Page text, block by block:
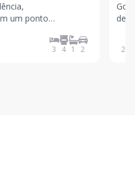
um ponto
e acesso direto à
propriedade
3 4 1 2
de
243